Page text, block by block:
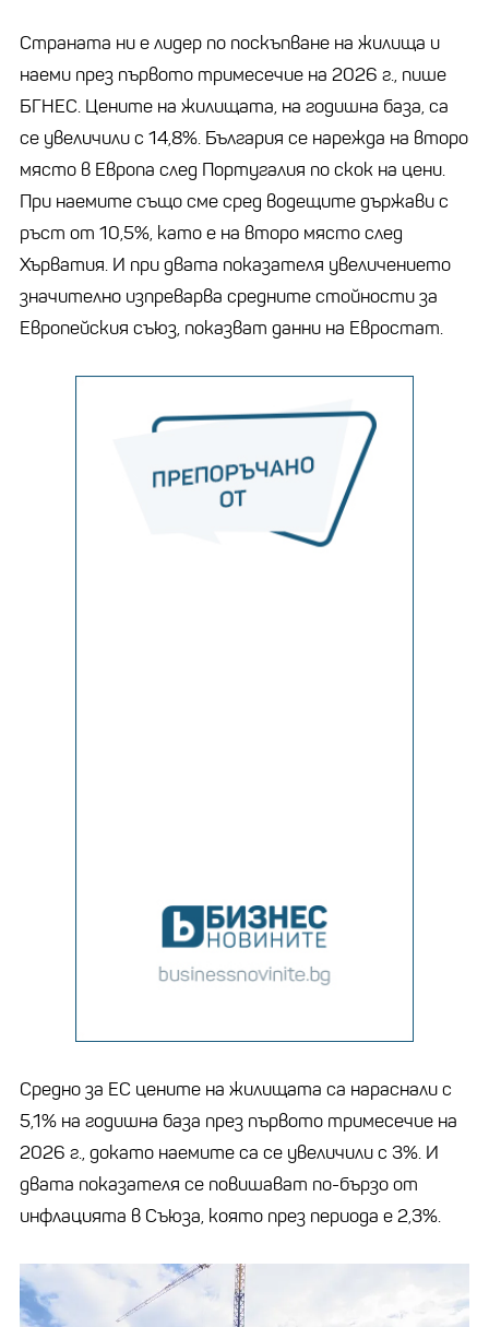
Страната ни е лидер по поскъпване на жилища и
наеми през първото тримесечие на 2026 г., пише
БГНЕС. Цените на жилищата, на годишна база, са
се увеличили с 14,8%. България се нарежда на второ
място в Европа след Португалия по скок на цени.
При наемите също сме сред водещите държави с
ръст от 10,5%, като е на второ място след
Хърватия. И при двата показателя увеличението
значително изпреварва средните стойности за
Европейския съюз, показват данни на Евростат.
Средно за ЕС цените на жилищата са нараснали с
5,1% на годишна база през първото тримесечие на
2026 г., докато наемите са се увеличили с 3%. И
двата показателя се повишават по-бързо от
инфлацията в Съюза, която през периода е 2,3%.